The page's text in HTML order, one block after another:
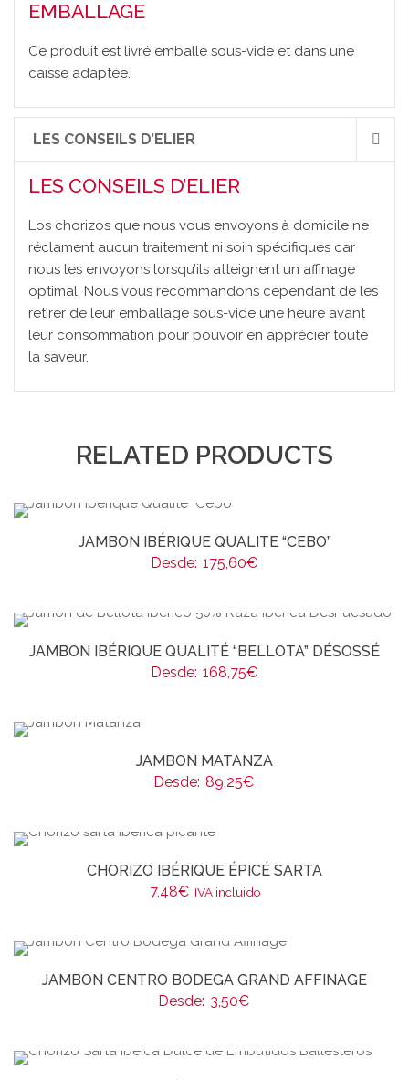
EMBALLAGE
Ce produit est livré emballé sous-vide et dans une
caisse adaptée.
LES CONSEILS D’ELIER
LES CONSEILS D’ELIER
Los chorizos que nous vous envoyons à domicile ne
réclament aucun traitement ni soin spécifiques car
nous les envoyons lorsqu’ils atteignent un affinage
optimal. Nous vous recommandons cependant de les
retirer de leur emballage sous-vide une heure avant
leur consommation pour pouvoir en apprécier toute
la saveur.
RELATED PRODUCTS
JAMBON IBÉRIQUE QUALITE “CEBO”
Desde: 175,60€
JAMBON IBÉRIQUE QUALITÉ “BELLOTA” DÉSOSSÉ
Desde: 168,75€
JAMBON MATANZA
Desde: 89,25€
CHORIZO IBÉRIQUE ÉPICÉ SARTA
7,48€ IVA incluido
JAMBON CENTRO BODEGA GRAND AFFINAGE
Desde: 3,50€